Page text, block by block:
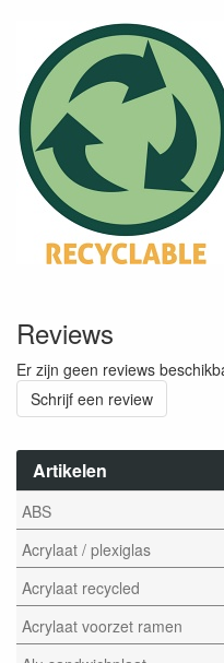
Artikelen
ABS
Acrylaat / plexiglas
Acrylaat recycled
Acrylaat voorzet ramen
Reviews
Er zijn geen reviews
Schrijf een review